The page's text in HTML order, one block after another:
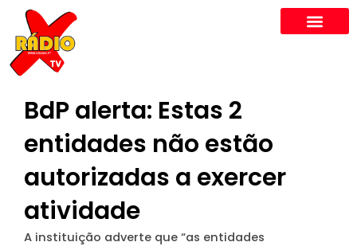
content
BdP alerta: Estas 2
entidades não estão
autorizadas a exercer
atividade
A instituição adverte que “as entidades